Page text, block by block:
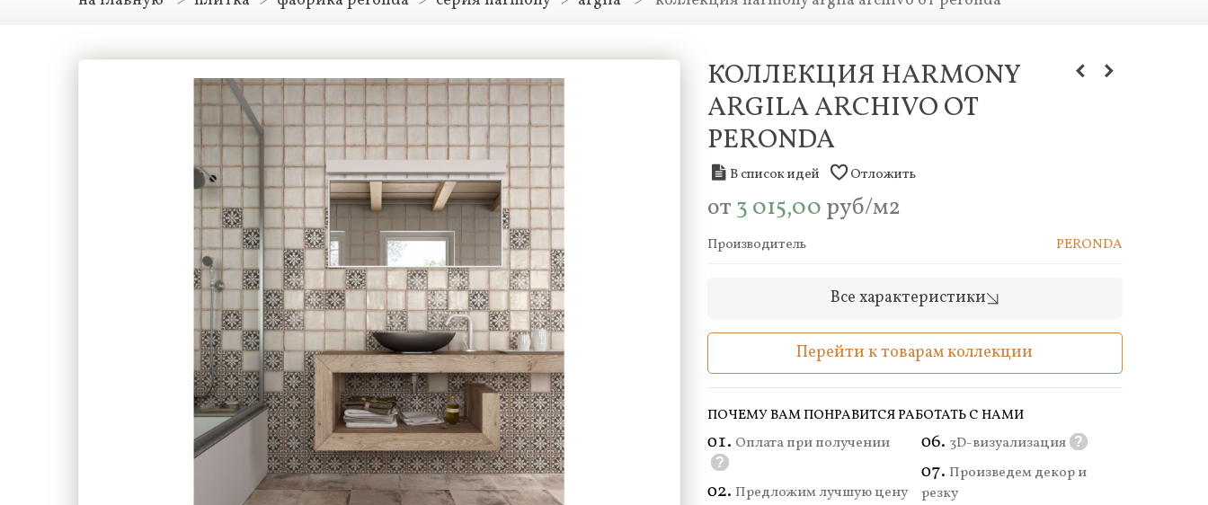
КОЛЛЕКЦИЯ HARMONY
ARGILA ARCHIVO ОТ
PERONDA
В список идей Отложить
от 3 015,00 руб/м2
Производитель PERONDA
Все характеристики
Перейти к товарам коллекции
ПОЧЕМУ ВАМ ПОНРАВИТСЯ РАБОТАТЬ С НАМИ
Оплата при получении
?
Предложим лучшую цену
3D-визуализация ?
Произведем декор и
резку